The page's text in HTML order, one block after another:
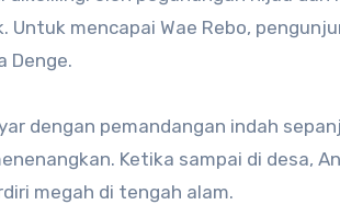
Untuk mencapai Wae Rebo,
Denge.
dengan pemandangan indah
Ketika sampai di desa,
megah di tengah alam.